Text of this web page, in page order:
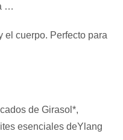
…
el cuerpo. Perfecto para
de Girasol*,
esenciales deYlang